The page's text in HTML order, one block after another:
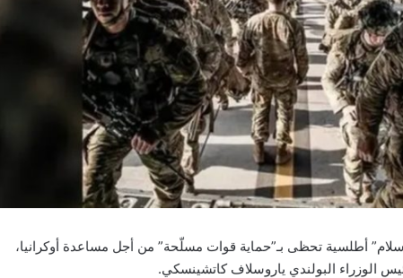
سلام” أطلسية تحظى بـ”حماية قوات مسلّحة” من أجل مساعدة أوكرانيا،
الوزراء البولندي ياروسلاف كاتشينسكي.